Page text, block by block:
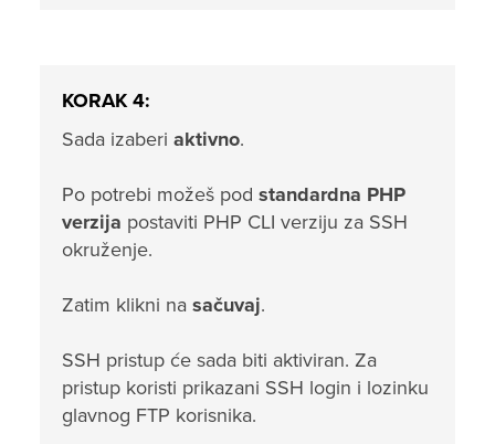
KORAK 4:
Sada izaberi aktivno.
Po potrebi možeš pod standardna PHP
verzija postaviti PHP CLI verziju za SSH
okruženje.
Zatim klikni na sačuvaj.
SSH pristup će sada biti aktiviran. Za
pristup koristi prikazani SSH login i lozinku
glavnog FTP korisnika.